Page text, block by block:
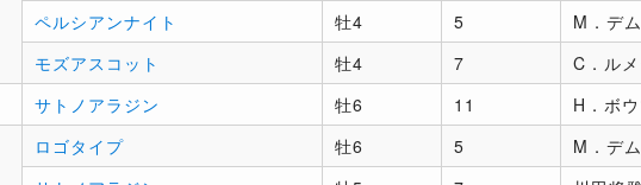
ペルシアンナイト
牡4 5 M．デ
モズアスコット
牡4 7 C．ル
サトノアラジン 牡6 11 H．ボ
ロゴタイプ 牡6 5 M．デ